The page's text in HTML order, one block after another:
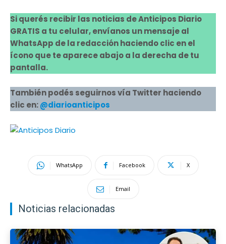
Si querés recibir las noticias de Anticipos Diario
GRATIS a tu celular, envíanos un mensaje al
WhatsApp de la redacción haciendo clic en el
ícono que te aparece abajo a la derecha de tu
pantalla.
También podés seguirnos vía Twitter haciendo
clic en:@diarioanticipos
WhatsApp Facebook X
Email
Noticias relacionadas